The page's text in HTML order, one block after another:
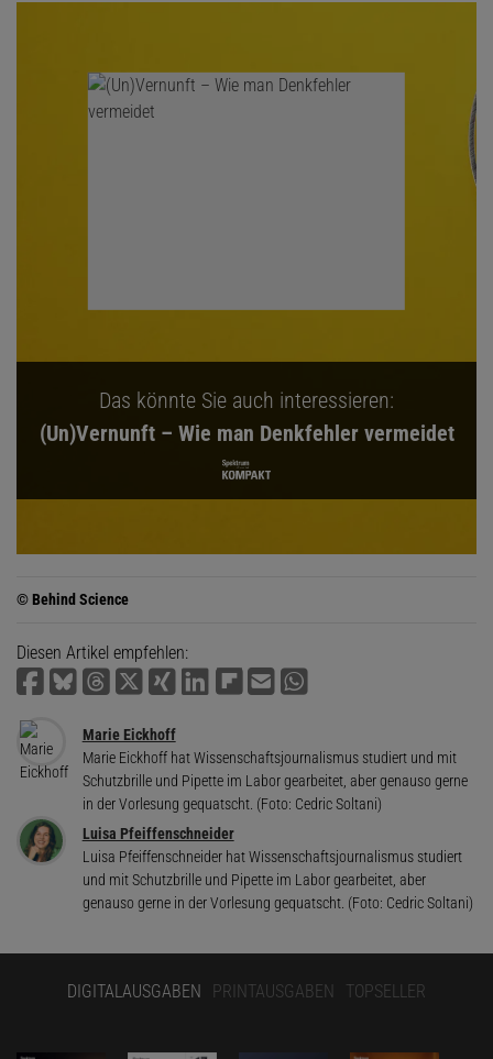
Das könnte Sie auch interessieren:
(Un)Vernunft – Wie man Denkfehler vermeidet
© Behind Science
Diesen Artikel empfehlen:
Marie Eickhoff
Marie Eickhoff hat Wissenschaftsjournalismus studiert und mit
Schutzbrille und Pipette im Labor gearbeitet, aber genauso gerne
in der Vorlesung gequatscht. (Foto: Cedric Soltani)
Luisa Pfeiffenschneider
Luisa Pfeiffenschneider hat Wissenschaftsjournalismus studiert
und mit Schutzbrille und Pipette im Labor gearbeitet, aber
genauso gerne in der Vorlesung gequatscht. (Foto: Cedric Soltani)
DIGITALAUSGABEN PRINTAUSGABEN TOPSELLER